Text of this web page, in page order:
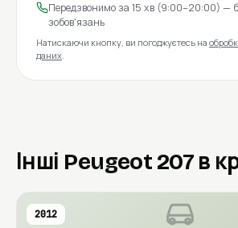
Передзвонимо за 15 хв (9:00–20:00) —
зобов'язань
Натискаючи кнопку, ви погоджуєтесь на
даних.
Інші Peugeot 207 в
2012